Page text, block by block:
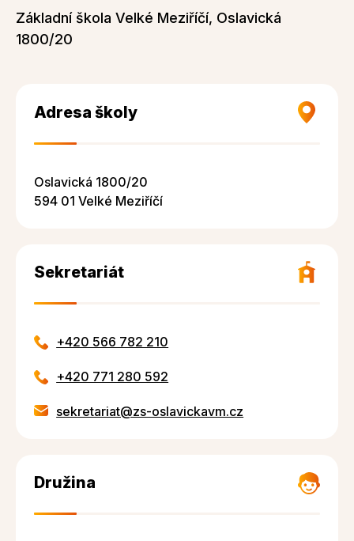
Základní škola Velké Meziříčí, Oslavická
1800/20
Adresa školy
Oslavická 1800/20
594 01 Velké Meziříčí
Sekretariát
+420 566 782 210
+420 771 280 592
sekretariat@zs-oslavickavm.cz
Družina